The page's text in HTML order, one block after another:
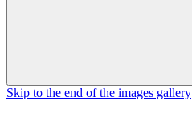
Skip to the end of the images gallery